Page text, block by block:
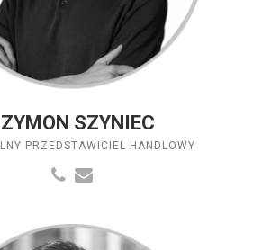
SZYNIEC
PRZEDSTAWICIEL HANDLOWY